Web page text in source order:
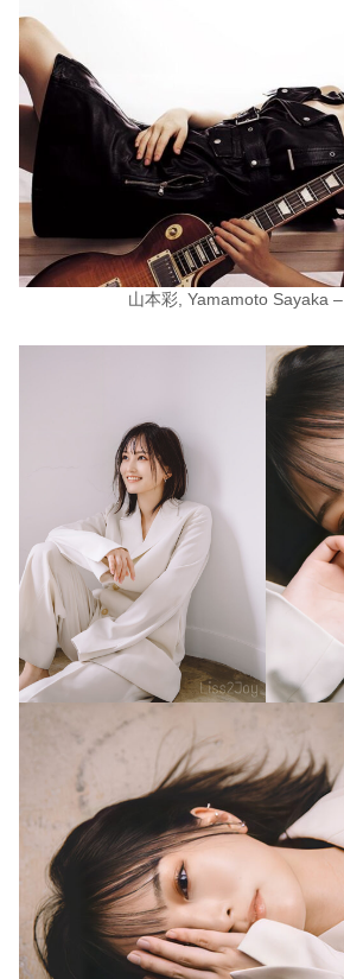
山本彩, Yamamoto Sayaka –